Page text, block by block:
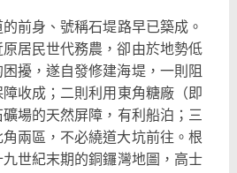
前身、號稱石堤路早已築成。
居民世代務農，卻由於地勢低
困擾，遂自發修建海堤，一則阻
收成； 二則利用東角糖廠（即
場的天然屏障， 有利船泊；三
兩區，不必繞道大坑前往。 根
世紀末期的銅鑼灣地圖，高士